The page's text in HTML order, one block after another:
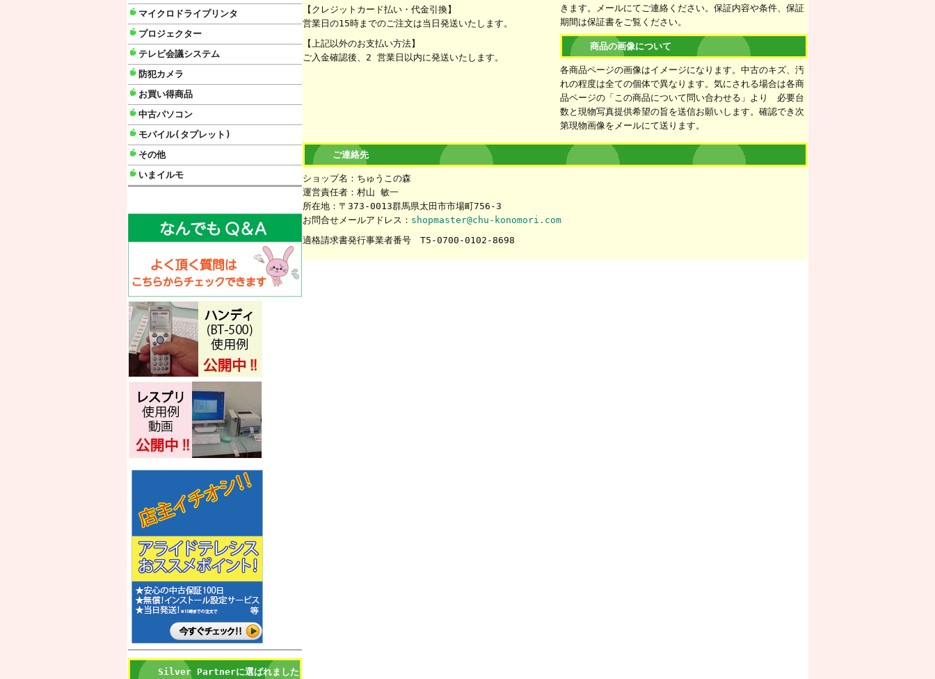
マイクロドライプリンタ
プロジェクター
テレビ会議システム
防犯カメラ
お買い得商品
中古パソコン
モバイル(タプレット)
その他
いまイルモ
Silver Partnerに選ばれました
【クレジットカード払い・代金引換】
営業日の15時までのご注文は当日発送いたします。
【上記以外のお支払い方法】
ご入金確認後、2 営業日以内に発送いたします。
きます。メールにてご連絡ください。保証内容や条件、保証
期間は保証書をご覧ください。
商品の画像について
各商品ページの画像はイメージになります。中古のキズ、汚
れの程度は全ての個体で異なります。気にされる場合は各商
品ページの「この商品について問い合わせる」より 必要台
数と現物写真提供希望の旨を送信お願いします。確認でき次
第現物画像をメールにて送ります。
ご連絡先
ショップ名：ちゅうこの森
運営責任者：村山 敏一
所在地：〒373-0013群馬県太田市市場町756-3
お問合せメールアドレス： shopmaster@chu-konomori.com
適格請求書発行事業者番号 T5-0700-0102-8698